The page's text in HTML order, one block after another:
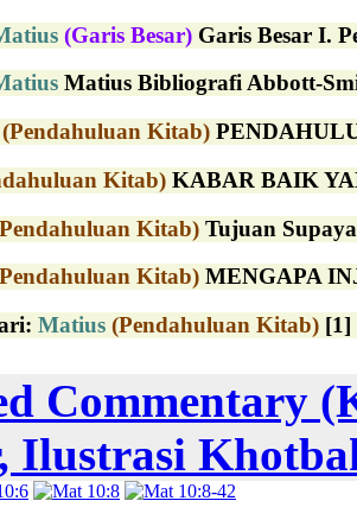
(Garis Besar) Garis Besar I.
Matius Bibliografi Abbott-
(Pendahuluan Kitab)
Kitab) KABAR BAIK
Kitab) Tujuan
Kitab) MENGAPA
Matius (Pendahuluan Kitab) [1]
Commentary
Ilustrasi